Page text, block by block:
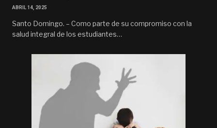
ABRIL 14, 2025
Santo Domingo. – Como parte de su compromiso con la
salud integral de los estudiantes…